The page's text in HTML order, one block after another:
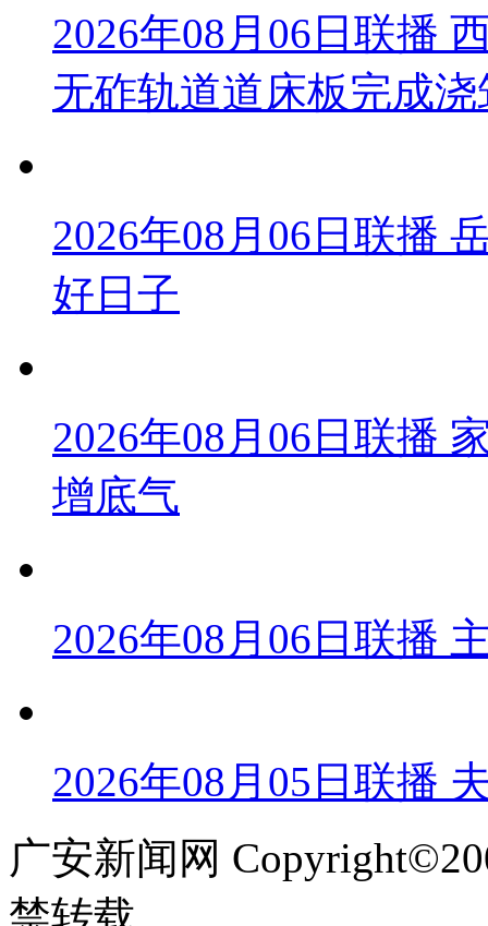
2026年08月06日联播
无砟轨道道床板完成浇
2026年08月06日联播
好日子
2026年08月06日联播
增底气
2026年08月06日联播
2026年08月05日联播
广安新闻网